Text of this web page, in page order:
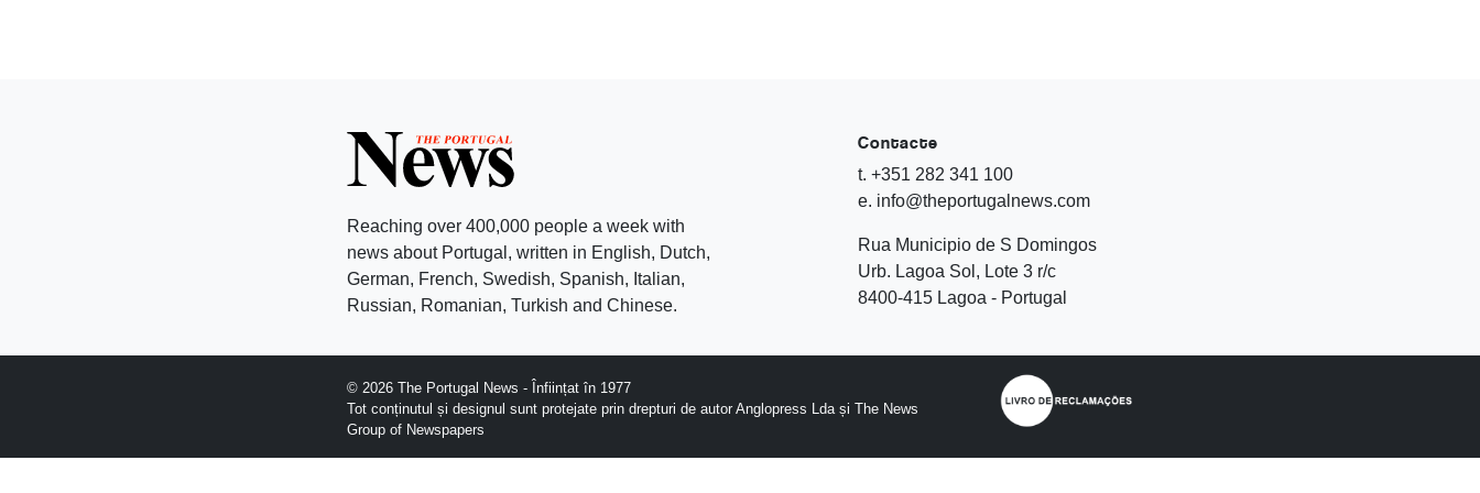
Reaching over 400,000 people a week with
news about Portugal, written in English, Dutch,
German, French, Swedish, Spanish, Italian,
Russian, Romanian, Turkish and Chinese.
Contacte
t. +351 282 341 100
e. info@theportugalnews.com
Rua Municipio de S Domingos
Urb. Lagoa Sol, Lote 3 r/c
8400-415 Lagoa - Portugal
© 2026 The Portugal News - Înființat în 1977
Tot conținutul și designul sunt protejate prin drepturi de autor Anglopress Lda și The News
Group of Newspapers